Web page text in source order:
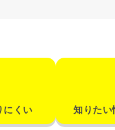
にくい 知りたい